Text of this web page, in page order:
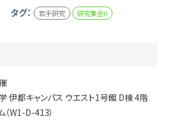
公募
タグ： 若手研究 研究集会II
伊都キャンパス ウエスト1号館 D棟 4階
（W1-D-413）